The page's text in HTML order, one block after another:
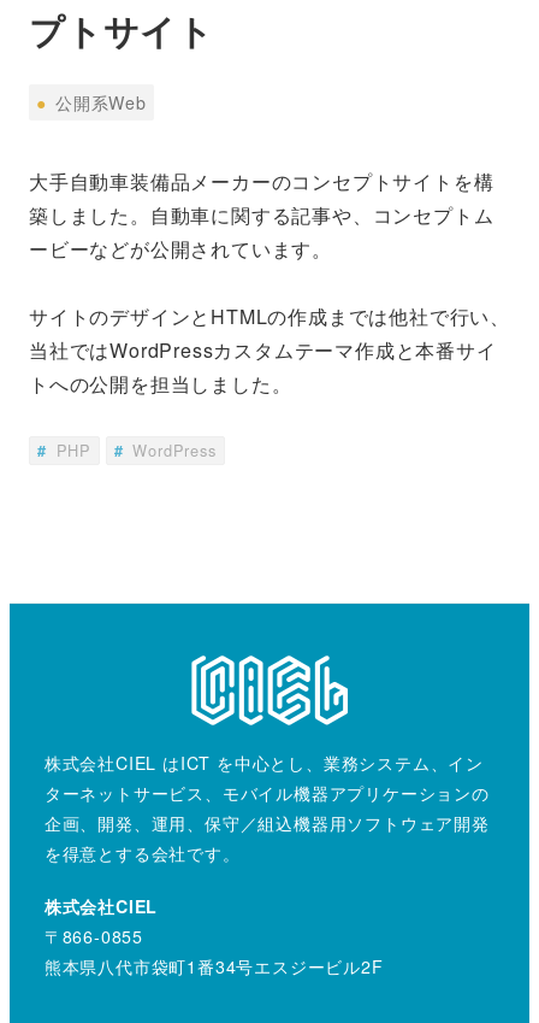
プトサイト
公
Web
● 公開系Web
大手自動車装備品メーカーのコンセプトサイトを構
築しました。自動車に関する記事や、コンセプトム
ービーなどが公開されています。
サイトのデザインとHTMLの作成までは他社で行い、
当社ではWordPressカスタムテーマ作成と本番サイ
トへの公開を担当しました。
PHP WordPress
株式会社CIEL はICT を中心とし、業務システム、イン
ターネットサービス、モバイル機器アプリケーションの
企画、開発、運用、保守／組込機器用ソフトウェア開発
を得意とする会社です。
株式会社CIEL
〒866-0855
熊本県八代市袋町1番34号エスジービル2F